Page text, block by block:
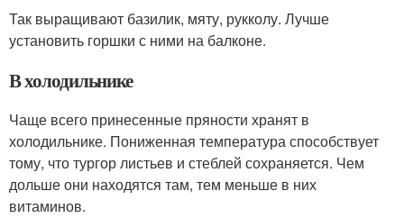
Так выращивают базилик, мяту, рукколу. Лучше
установить горшки с ними на балконе.
В холодильнике
Чаще всего принесенные пряности хранят в
холодильнике. Пониженная температура способствует
тому, что тургор листьев и стеблей сохраняется. Чем
дольше они находятся там, тем меньше в них
витаминов.